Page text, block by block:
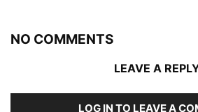
NO COMMENTS
LEAVE A
LOG IN TO LEAVE A